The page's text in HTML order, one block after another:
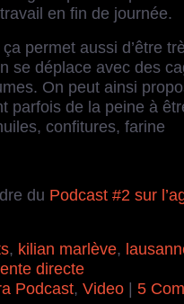
en fin de journée.
permet aussi d’être
se déplace avec des
On peut ainsi
parfois de la peine à
confitures, farine
du Podcast #2 sur
, kilian marlève,
directe
Podcast, Video 5